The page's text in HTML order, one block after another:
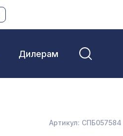
Дилерам
Артикул: СПБ057584